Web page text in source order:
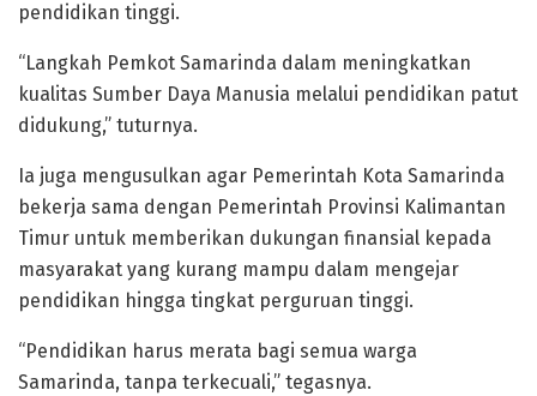
pendidikan tinggi.
“Langkah Pemkot Samarinda dalam meningkatkan
kualitas Sumber Daya Manusia melalui pendidikan patut
didukung,” tuturnya.
Ia juga mengusulkan agar Pemerintah Kota Samarinda
bekerja sama dengan Pemerintah Provinsi Kalimantan
Timur untuk memberikan dukungan finansial kepada
masyarakat yang kurang mampu dalam mengejar
pendidikan hingga tingkat perguruan tinggi.
“Pendidikan harus merata bagi semua warga
Samarinda, tanpa terkecuali,” tegasnya.